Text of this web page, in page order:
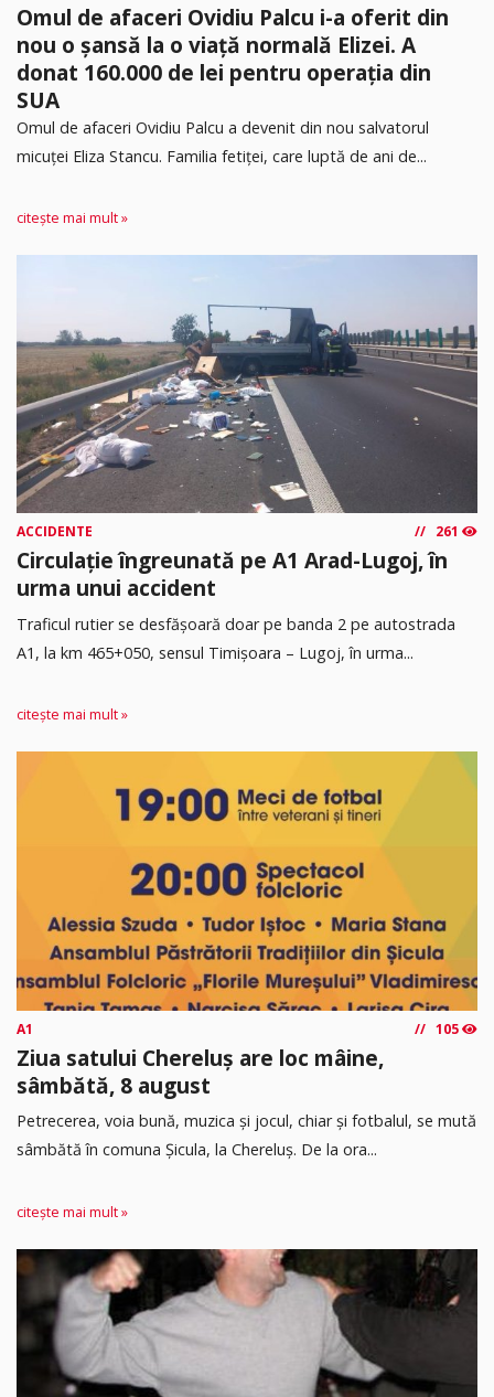
Omul de afaceri Ovidiu Palcu i-a oferit din
nou o șansă la o viață normală Elizei. A
donat 160.000 de lei pentru operația din
SUA
Omul de afaceri Ovidiu Palcu a devenit din nou salvatorul
micuței Eliza Stancu. Familia fetiței, care luptă de ani de...
citește mai mult »
ACCIDENTE 261
Circulație îngreunată pe A1 Arad-Lugoj, în
urma unui accident
Traficul rutier se desfășoară doar pe banda 2 pe autostrada
A1, la km 465+050, sensul Timişoara – Lugoj, în urma...
citește mai mult »
A1 105
Ziua satului Chereluș are loc mâine,
sâmbătă, 8 august
Petrecerea, voia bună, muzica și jocul, chiar și fotbalul, se mută
sâmbătă în comuna Șicula, la Chereluș. De la ora...
citește mai mult »